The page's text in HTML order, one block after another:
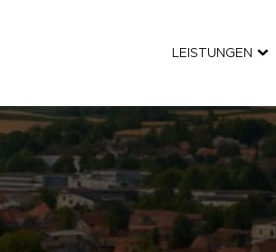
LEISTUNGEN